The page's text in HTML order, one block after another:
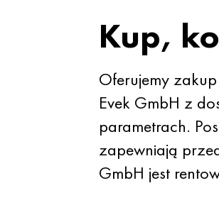
Kup,
Oferujemy
Evek GmbH z
parametrach.
zapewniają
GmbH jest